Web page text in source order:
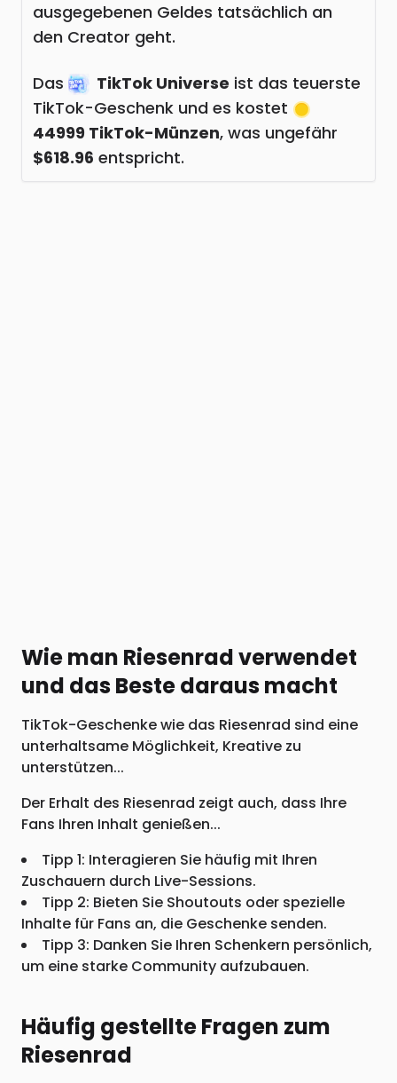
ausgegebenen Geldes tatsächlich an
den Creator geht.
Das TikTok Universe ist das teuerste
TikTok-Geschenk und es kostet
44999 TikTok-Münzen, was ungefähr
$618.96 entspricht.
Wie man Riesenrad verwendet
und das Beste daraus macht
TikTok-Geschenke wie das Riesenrad sind eine
unterhaltsame Möglichkeit, Kreative zu
unterstützen...
Der Erhalt des Riesenrad zeigt auch, dass Ihre
Fans Ihren Inhalt genießen...
Tipp 1: Interagieren Sie häufig mit Ihren
Zuschauern durch Live-Sessions.
Tipp 2: Bieten Sie Shoutouts oder spezielle
Inhalte für Fans an, die Geschenke senden.
Tipp 3: Danken Sie Ihren Schenkern persönlich,
um eine starke Community aufzubauen.
Häufig gestellte Fragen zum
Riesenrad